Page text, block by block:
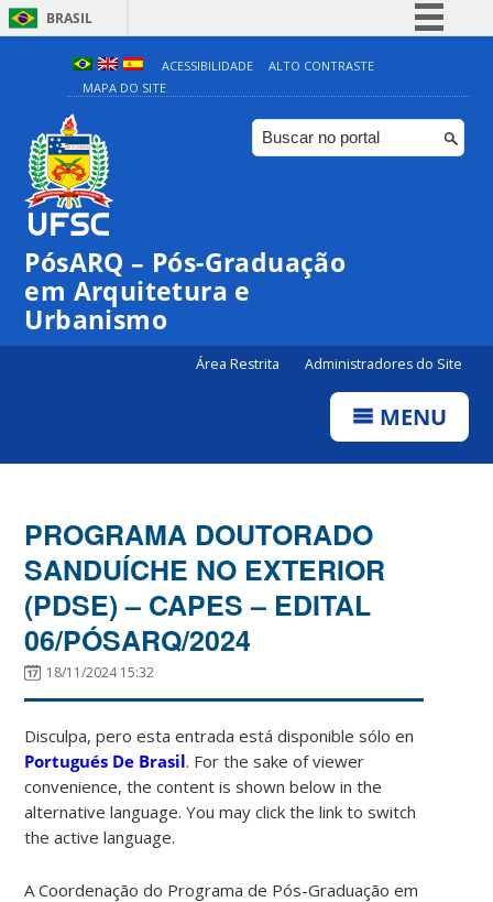
BRASIL
Simplifique!
Comunica BR
Participe
ACESSIBILIDADE
ALTO CONTRASTE
MAPA DO SITE
PósARQ – Pós-Graduação
em Arquitetura e
Urbanismo
Área Restrita Administradores do Site
MENU
PROGRAMA DOUTORADO
SANDUÍCHE NO EXTERIOR
(PDSE) – CAPES – EDITAL
06/PÓSARQ/2024
18/11/2024 15:32
Disculpa, pero esta entrada está disponible sólo en
Portugués De Brasil. For the sake of viewer
convenience, the content is shown below in the
alternative language. You may click the link to switch
the active language.
A Coordenação do Programa de Pós-Graduação em